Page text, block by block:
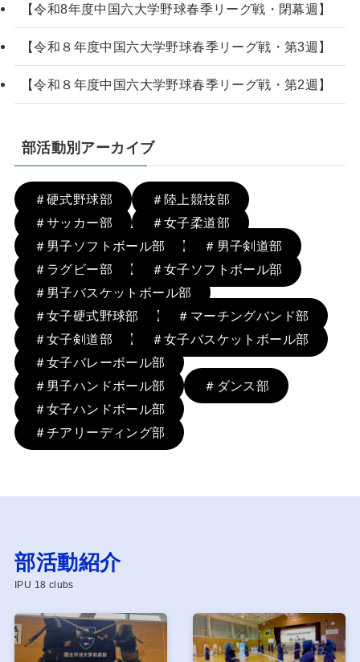
【令和8年度中国六大学野球春季リーグ戦・閉幕週】
【令和８年度中国六大学野球春季リーグ戦・第3週】
【令和８年度中国六大学野球春季リーグ戦・第2週】
部活動別アーカイブ
＃硬式野球部
＃陸上競技部
＃サッカー部
＃女子柔道部
＃男子ソフトボール部
＃男子剣道部
＃ラグビー部
＃女子ソフトボール部
＃男子バスケットボール部
＃女子硬式野球部
＃マーチングバンド部
＃女子剣道部
＃女子バスケットボール部
＃女子バレーボール部
＃男子ハンドボール部
＃ダンス部
＃女子ハンドボール部
＃チアリーディング部
部活動紹介
IPU 18 clubs